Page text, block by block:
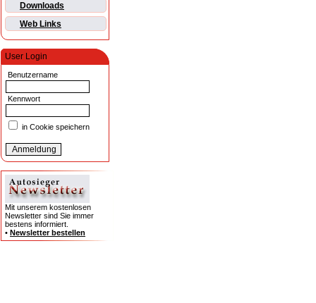
Downloads
Web Links
User Login
Benutzername
Kennwort
in Cookie speichern
Mit unserem kostenlosen
Newsletter sind Sie immer
bestens informiert.
• Newsletter bestellen